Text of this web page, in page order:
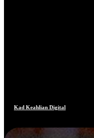
Kad Keahlian Digital